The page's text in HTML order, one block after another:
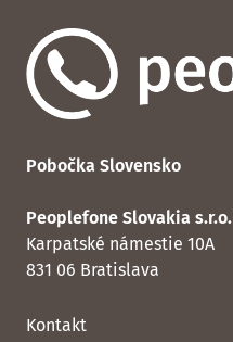
Pobočka Slovensko
Peoplefone Slovakia s.r.o.
Karpatské námestie 10A
831 06 Bratislava
Kontakt